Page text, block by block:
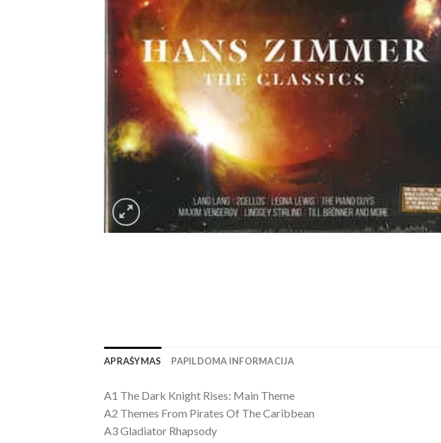
APRAŠYMAS PAPILDOMA INFORMACIJA
A1 The Dark Knight Rises: Main Theme
A2 Themes From Pirates Of The Caribbean
A3 Gladiator Rhapsody